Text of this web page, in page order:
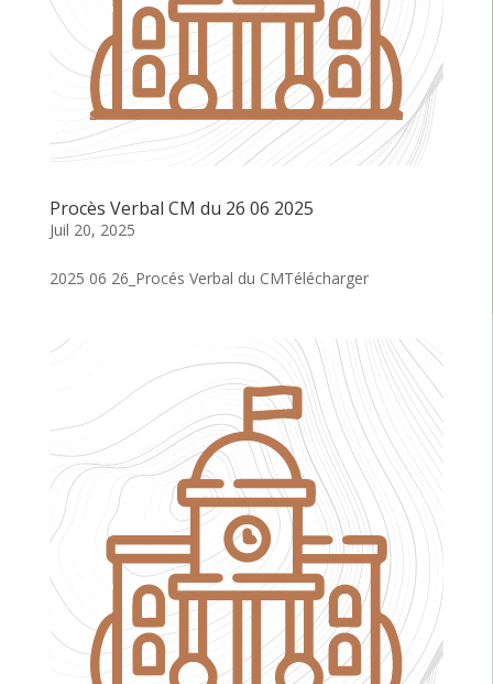
Procès Verbal CM du 26 06 2025
Juil 20, 2025
2025 06 26_Procés Verbal du CMTélécharger